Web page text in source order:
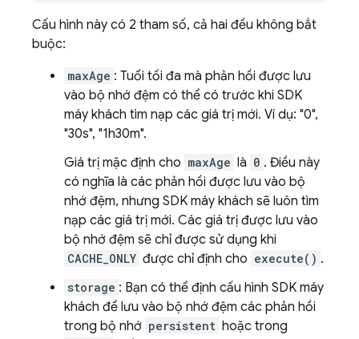
Cấu hình này có 2 tham số, cả hai đều không bắt
buộc:
maxAge : Tuổi tối đa mà phản hồi được lưu
vào bộ nhớ đệm có thể có trước khi SDK
máy khách tìm nạp các giá trị mới. Ví dụ: "0",
"30s", "1h30m".
Giá trị mặc định cho maxAge là 0 . Điều này
có nghĩa là các phản hồi được lưu vào bộ
nhớ đệm, nhưng SDK máy khách sẽ luôn tìm
nạp các giá trị mới. Các giá trị được lưu vào
bộ nhớ đệm sẽ chỉ được sử dụng khi
CACHE_ONLY được chỉ định cho execute() .
storage : Bạn có thể định cấu hình SDK máy
khách để lưu vào bộ nhớ đệm các phản hồi
trong bộ nhớ persistent hoặc trong